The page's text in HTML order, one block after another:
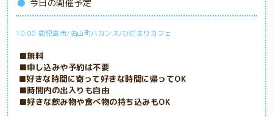
今日の開催予定
10:00 鹿児島市/名山町バカンス/ひだまりカフェ
■無料
■申し込みや予約は不要
■好きな時間に寄って好きな時間に帰ってOK
■時間内の出入りも自由
■好きな飲み物や食べ物の持ち込みもOK